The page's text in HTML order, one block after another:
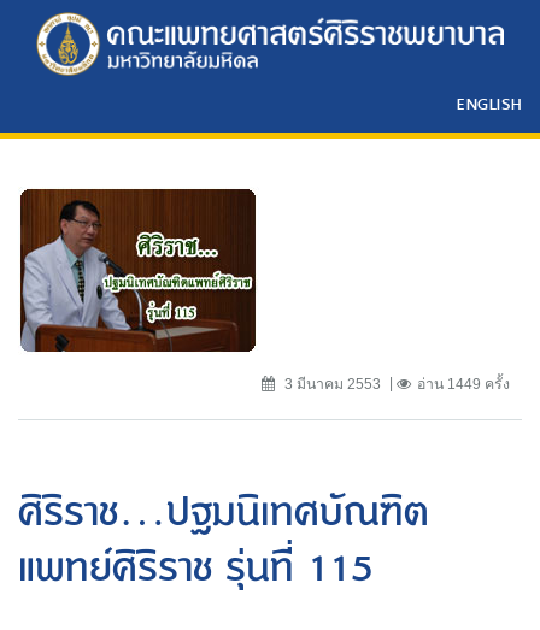
ENGLISH
3 มีนาคม 2553 อ่าน 1449 ครั้ง
ศิริราช...ปฐมนิเทศบัณฑิต
แพทย์ศิริราช รุ่นที่ 115